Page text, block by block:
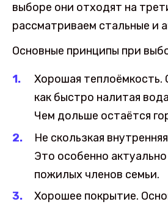
выборе они отходят на
рассматриваем стальные и
Основные принципы при
Хорошая теплоёмкость.
как быстро налитая
Чем дольше остаётся
Не скользкая
Это особенно
пожилых членов семьи.
Хорошее покрытие.